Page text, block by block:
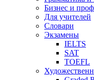
Бизнес и
Для учителей
Словари
Экзамены
IELTS
SAT
TOEFL